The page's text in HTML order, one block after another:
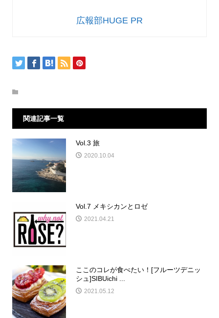
広報部HUGE PR
関連記事一覧
Vol.3 旅
2020.10.04
Vol.7 メキシカンとロゼ
2021.04.21
ここのコレが食べたい！[フルーツデニッ
シュ]SIBUichi ...
2021.05.12